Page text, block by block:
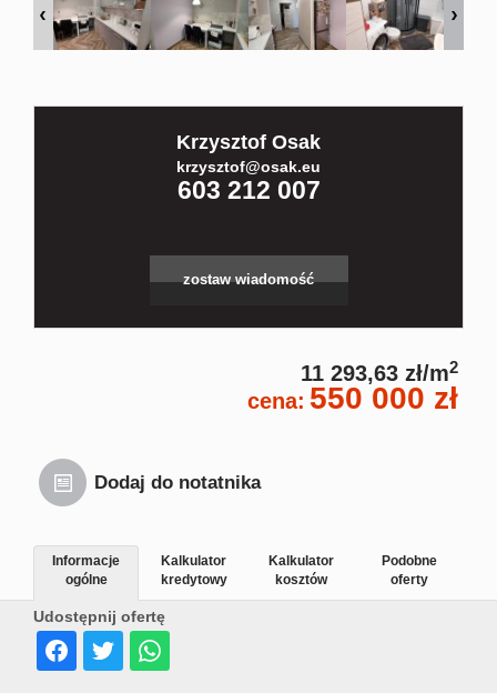
Notatnik
Krzysztof Osak
krzysztof@osak.eu
603 212 007
zostaw wiadomość
11 293,63 zł/m2
cena: 550 000 zł
Dodaj do notatnika
Udostępnij ofertę
Informacje
ogólne
Kalkulator
kredytowy
Kalkulator
kosztów
Podobne
oferty